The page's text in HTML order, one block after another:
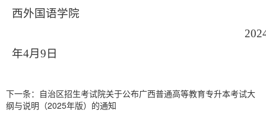
西外国语学院
年4月9日
下一条： 自治区招生考试院关于公布广西普通高等教育专升本考试大
纲与说明（2025年版）的通知